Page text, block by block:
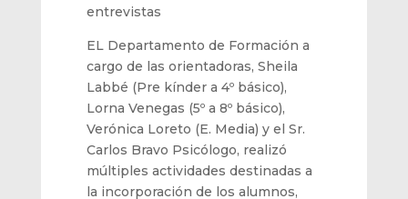
entrevistas
EL Departamento de Formación a
cargo de las orientadoras, Sheila
Labbé (Pre kínder a 4º básico),
Lorna Venegas (5º a 8º básico),
Verónica Loreto (E. Media) y el Sr.
Carlos Bravo Psicólogo, realizó
múltiples actividades destinadas a
la incorporación de los alumnos,